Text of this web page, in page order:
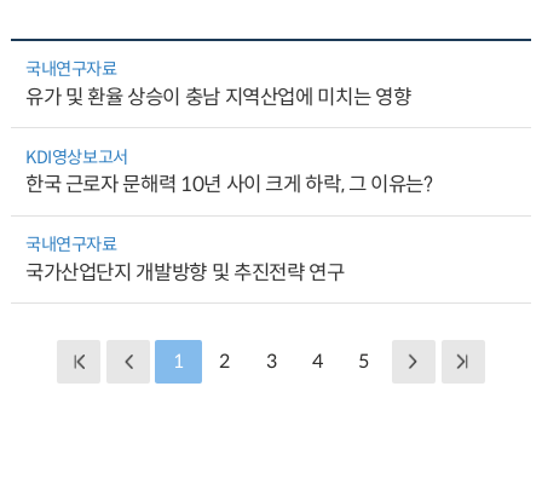
국내연구자료
유가 및 환율 상승이 충남 지역산업에 미치는 영향
KDI영상보고서
한국 근로자 문해력 10년 사이 크게 하락, 그 이유는?
국내연구자료
국가산업단지 개발방향 및 추진전략 연구
1 2 3 4 5